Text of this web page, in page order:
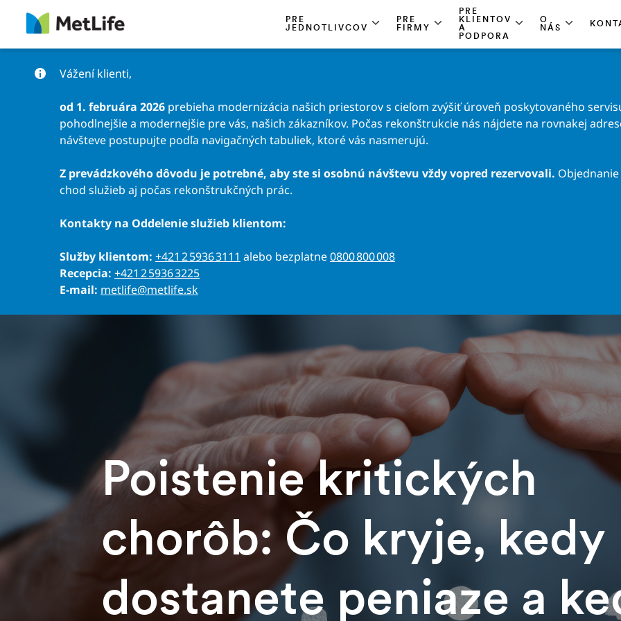
Preskočiť na obsah
PRE
JEDNOTLIVCOV
PRE
FIRMY
PRE
KLIENTOV
A
PODPORA
O
NÁS
Vážení klienti,
od 1. februára 2026 prebieha modernizácia našich priestorov s cieľom zvýšiť úroveň poskytovaného
pohodlnejšie a modernejšie pre vás, našich zákazníkov. Počas rekonštrukcie nás nájdete na rovnakej
návšteve postupujte podľa navigačných tabuliek, ktoré vás nasmerujú.
Z prevádzkového dôvodu je potrebné, aby ste si osobnú návštevu vždy vopred rezervovali.
chod služieb aj počas rekonštrukčných prác.
Kontakty na Oddelenie služieb klientom:
Služby klientom: +421 2 5936 3111 alebo bezplatne0800 800 008
Recepcia: +421 2 5936 3225
E-mail: metlife@metlife.sk
Poistenie kritických
chorôb: Čo kryje, kedy
dostanete peniaze a